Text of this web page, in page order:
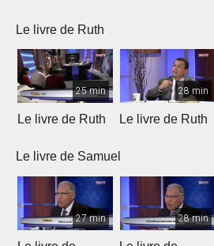
Le livre de Ruth
25 min
Le livre de Ruth
28 min
Le livre de Ruth
Le livre de Samuel
27 min 28 min